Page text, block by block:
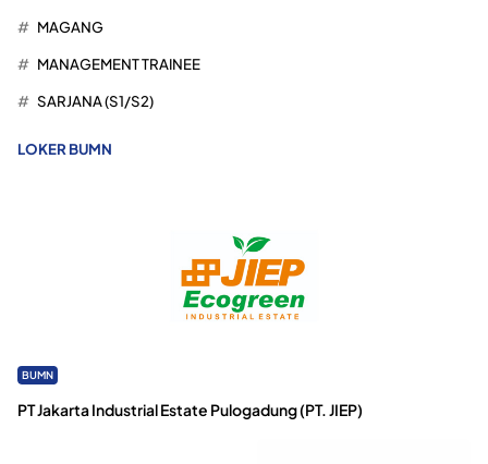
MAGANG
MANAGEMENT TRAINEE
SARJANA (S1/S2)
LOKER BUMN
BUMN
PT Jakarta Industrial Estate Pulogadung (PT. JIEP)